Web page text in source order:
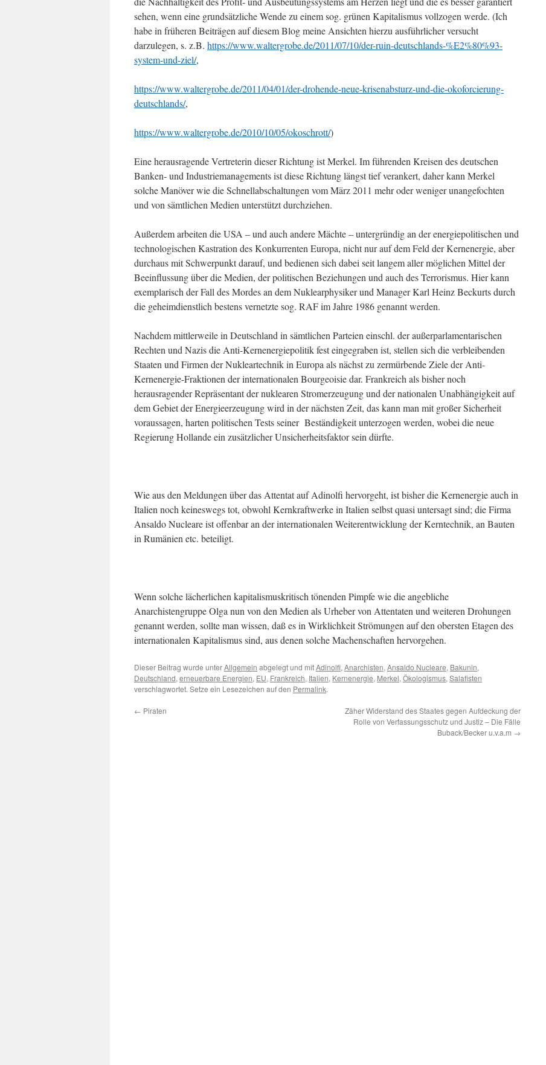
sehen, wenn eine grundsätzliche Wende zu einem sog. grünen Kapitalismus vollzogen werde. (Ich
habe in früheren Beiträgen auf diesem Blog meine Ansichten hierzu ausführlicher versucht
darzulegen, s. z.B. https://www.waltergrobe.de/2011/07/10/der-ruin-deutschlands-%E2%80%93-
system-und-ziel/,
https://www.waltergrobe.de/2011/04/01/der-drohende-neue-krisenabsturz-und-die-okoforcierung-
deutschlands/,
https://www.waltergrobe.de/2010/10/05/okoschrott/)
Eine herausragende Vertreterin dieser Richtung ist Merkel. Im führenden Kreisen des deutschen
Banken- und Industriemanagements ist diese Richtung längst tief verankert, daher kann Merkel
solche Manöver wie die Schnellabschaltungen vom März 2011 mehr oder weniger unangefochten
und von sämtlichen Medien unterstützt durchziehen.
Außerdem arbeiten die USA – und auch andere Mächte – untergründig an der energiepolitischen und
technologischen Kastration des Konkurrenten Europa, nicht nur auf dem Feld der Kernenergie, aber
durchaus mit Schwerpunkt darauf, und bedienen sich dabei seit langem aller möglichen Mittel der
Beeinflussung über die Medien, der politischen Beziehungen und auch des Terrorismus. Hier kann
exemplarisch der Fall des Mordes an dem Nuklearphysiker und Manager Karl Heinz Beckurts durch
die geheimdienstlich bestens vernetzte sog. RAF im Jahre 1986 genannt werden.
Nachdem mittlerweile in Deutschland in sämtlichen Parteien einschl. der außerparlamentarischen
Rechten und Nazis die Anti-Kernenergiepolitik fest eingegraben ist, stellen sich die verbleibenden
Staaten und Firmen der Nukleartechnik in Europa als nächst zu zermürbende Ziele der Anti-
Kernenergie-Fraktionen der internationalen Bourgeoisie dar. Frankreich als bisher noch
herausragender Repräsentant der nuklearen Stromerzeugung und der nationalen Unabhängigkeit auf
dem Gebiet der Energieerzeugung wird in der nächsten Zeit, das kann man mit großer Sicherheit
voraussagen, harten politischen Tests seiner Beständigkeit unterzogen werden, wobei die neue
Regierung Hollande ein zusätzlicher Unsicherheitsfaktor sein dürfte.
Wie aus den Meldungen über das Attentat auf Adinolfi hervorgeht, ist bisher die Kernenergie auch in
Italien noch keineswegs tot, obwohl Kernkraftwerke in Italien selbst quasi untersagt sind; die Firma
Ansaldo Nucleare ist offenbar an der internationalen Weiterentwicklung der Kerntechnik, an Bauten
in Rumänien etc. beteiligt.
Wenn solche lächerlichen kapitalismuskritisch tönenden Pimpfe wie die angebliche
Anarchistengruppe Olga nun von den Medien als Urheber von Attentaten und weiteren Drohungen
genannt werden, sollte man wissen, daß es in Wirklichkeit Strömungen auf den obersten Etagen des
internationalen Kapitalismus sind, aus denen solche Machenschaften hervorgehen.
Dieser Beitrag wurde unterAllgemein abgelegt und mitAdinolfi, Anarchisten, Ansaldo Nucleare, Bakunin,
Deutschland, erneuerbare Energien, EU, Frankreich, Italien, Kernenergie, Merkel, Ökologismus, Salafisten
verschlagwortet. Setze ein Lesezeichen auf den Permalink.
← Piraten
Zäher Widerstand des Staates gegen Aufdeckung der
Rolle von Verfassungsschutz und Justiz – Die Fälle
Buback/Becker u.v.a.m →